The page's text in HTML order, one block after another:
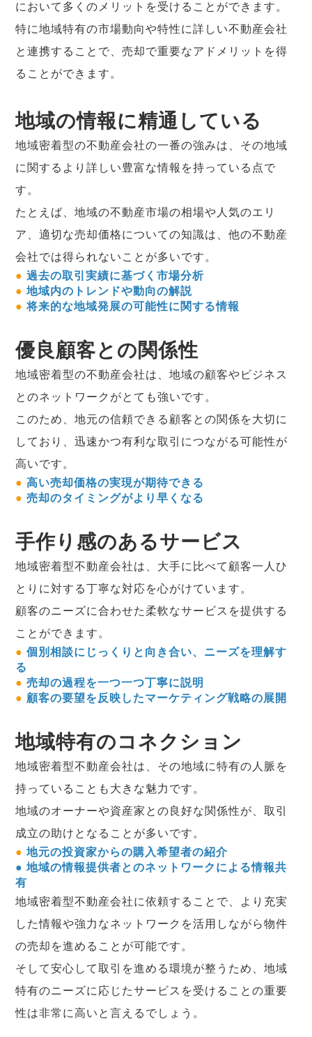
において多くのメリットを受けることができます。
特に地域特有の市場動向や特性に詳しい不動産会社
と連携することで、売却で重要なアドメリットを得
ることができます。
地域の情報に精通している
地域密着型の不動産会社の一番の強みは、その地域
に関するより詳しい豊富な情報を持っている点で
す。
たとえば、地域の不動産市場の相場や人気のエリ
ア、適切な売却価格についての知識は、他の不動産
会社では得られないことが多いです。
● 過去の取引実績に基づく市場分析
● 地域内のトレンドや動向の解説
● 将来的な地域発展の可能性に関する情報
優良顧客との関係性
地域密着型の不動産会社は、地域の顧客やビジネス
とのネットワークがとても強いです。
このため、地元の信頼できる顧客との関係を大切に
しており、迅速かつ有利な取引につながる可能性が
高いです。
● 高い売却価格の実現が期待できる
● 売却のタイミングがより早くなる
手作り感のあるサービス
地域密着型不動産会社は、大手に比べて顧客一人ひ
とりに対する丁寧な対応を心がけています。
顧客のニーズに合わせた柔軟なサービスを提供する
ことができます。
● 個別相談にじっくりと向き合い、ニーズを理解す
る
● 売却の過程を一つ一つ丁寧に説明
● 顧客の要望を反映したマーケティング戦略の展開
地域特有のコネクション
地域密着型不動産会社は、その地域に特有の人脈を
持っていることも大きな魅力です。
地域のオーナーや資産家との良好な関係性が、取引
成立の助けとなることが多いです。
● 地元の投資家からの購入希望者の紹介
● 地域の情報提供者とのネットワークによる情報共
有
地域密着型不動産会社に依頼することで、より充実
した情報や強力なネットワークを活用しながら物件
の売却を進めることが可能です。
そして安心して取引を進める環境が整うため、地域
特有のニーズに応じたサービスを受けることの重要
性は非常に高いと言えるでしょう。